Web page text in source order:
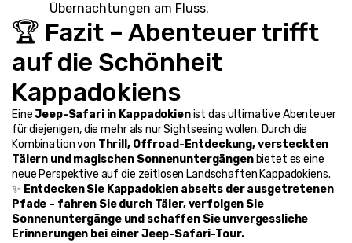
Übernachtungen am Fluss.
🏆 Fazit – Abenteuer trifft
auf die Schönheit
Kappadokiens
Eine Jeep-Safari in Kappadokien ist das ultimative Abenteuer
für diejenigen, die mehr als nur Sightseeing wollen. Durch die
Kombination von Thrill, Offroad-Entdeckung, versteckten
Tälern und magischen Sonnenuntergängen bietet es eine
neue Perspektive auf die zeitlosen Landschaften Kappadokiens.
✨ Entdecken Sie Kappadokien abseits der ausgetretenen
Pfade – fahren Sie durch Täler, verfolgen Sie
Sonnenuntergänge und schaffen Sie unvergessliche
Erinnerungen bei einer Jeep-Safari-Tour.